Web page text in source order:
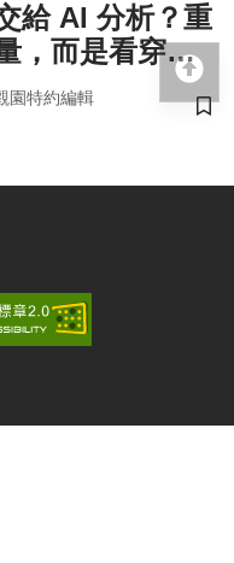
給 AI 分析？重
，而是看穿你
」
園特約編輯
儲
回